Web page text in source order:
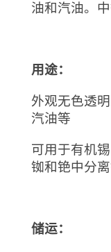
油和汽油。
用途：
外观无色透
汽油等
可用于有机
铷和铯中分
储运：